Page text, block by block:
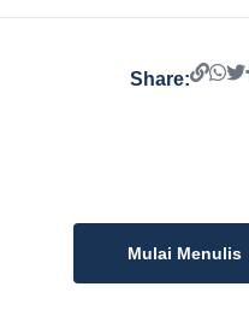
Share:
Mulai Menulis